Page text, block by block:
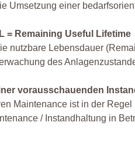
Umsetzung einer
= Remaining Useful Lifetime
nutzbare Lebensdauer
des
vorausschauenden
Maintenance ist in der
/ Instandhaltung in